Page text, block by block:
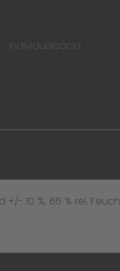
Individualizácia
10 %; 65 % rel.